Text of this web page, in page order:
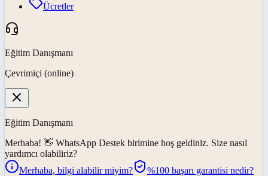
Ücretler
Eğitim Danışmanı
Çevrimiçi (online)
Eğitim Danışmanı
Merhaba! 👋 WhatsApp Destek birimine hoş geldiniz. Size nasıl
yardımcı olabiliriz?
Merhaba, bilgi alabilir miyim?
%100 başarı garantisi nedir?